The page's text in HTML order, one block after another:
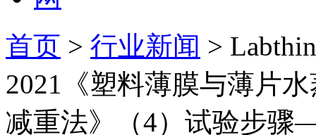
首页 > 行业新闻 >
2021《塑料薄膜与薄片
减重法》（4）试验步